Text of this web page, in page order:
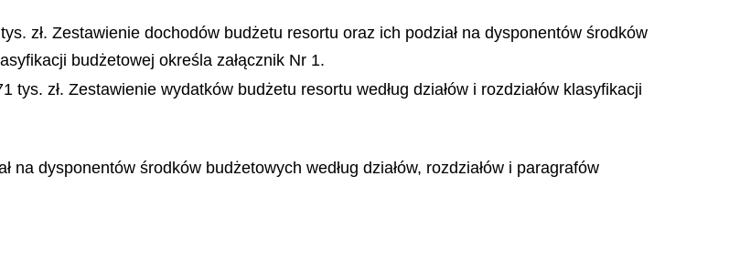
zł. Zestawienie dochodów budżetu resortu oraz ich podział na dysponentów środków
budżetowej określa załącznik Nr 1.
zł. Zestawienie wydatków budżetu resortu według działów i rozdziałów klasyfikacji
dysponentów środków budżetowych według działów, rozdziałów i paragrafów